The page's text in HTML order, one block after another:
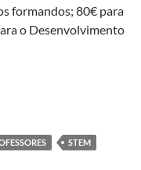
formandos; 80€ para
o Desenvolvimento
STEM